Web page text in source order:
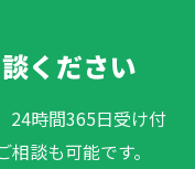
ください
24時間365日受け付
談も可能です。